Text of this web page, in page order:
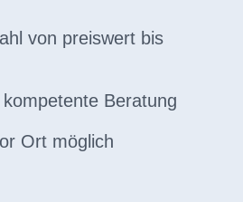
von preiswert bis
Beratung
Ort möglich